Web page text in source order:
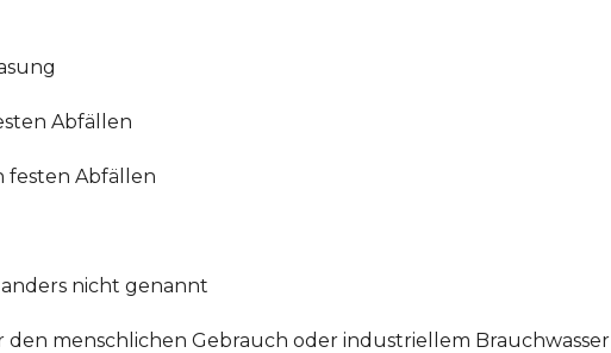
Abfällen
festen Abfällen
nicht genannt
menschlichen Gebrauch oder industriellem Brauchwasser